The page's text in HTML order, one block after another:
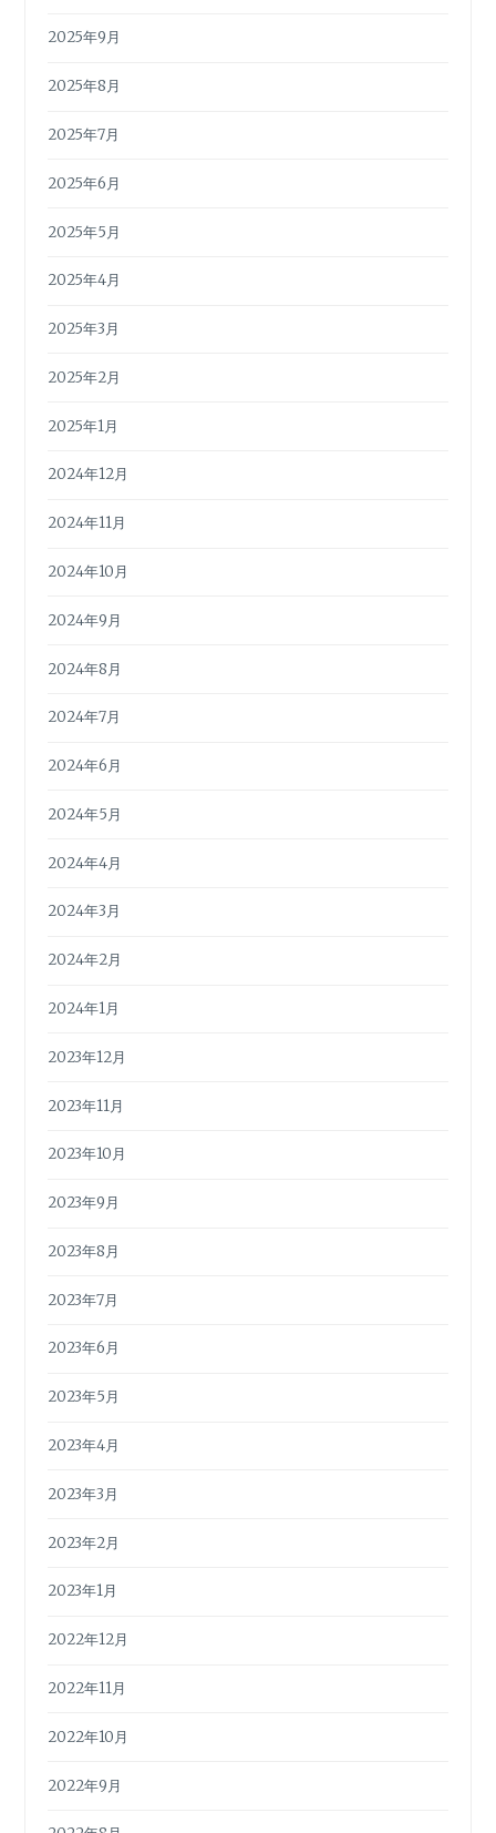
2025年9月
2025年8月
2025年7月
2025年6月
2025年5月
2025年4月
2025年3月
2025年2月
2025年1月
2024年12月
2024年11月
2024年10月
2024年9月
2024年8月
2024年7月
2024年6月
2024年5月
2024年4月
2024年3月
2024年2月
2024年1月
2023年12月
2023年11月
2023年10月
2023年9月
2023年8月
2023年7月
2023年6月
2023年5月
2023年4月
2023年3月
2023年2月
2023年1月
2022年12月
2022年11月
2022年10月
2022年9月